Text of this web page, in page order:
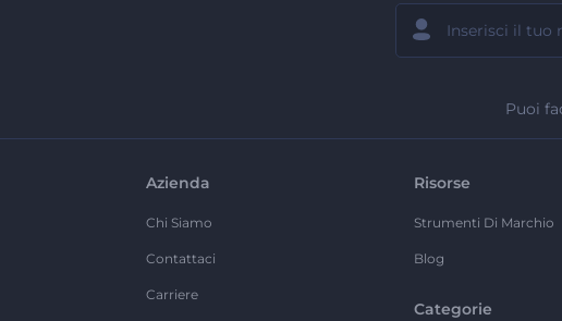
Puoi
Azienda
Chi Siamo
Contattaci
Carriere
Risorse
Strumenti Di Marchio
Blog
Categorie